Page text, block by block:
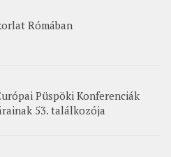
Rómában
Püspöki Konferenciák
53. találkozója